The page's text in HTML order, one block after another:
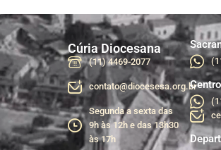
Cúria Diocesana
(11) 4469-2077
contato@diocesesa.org.br
Segunda a sexta das
9h às 12h e das 13h30
às 17h